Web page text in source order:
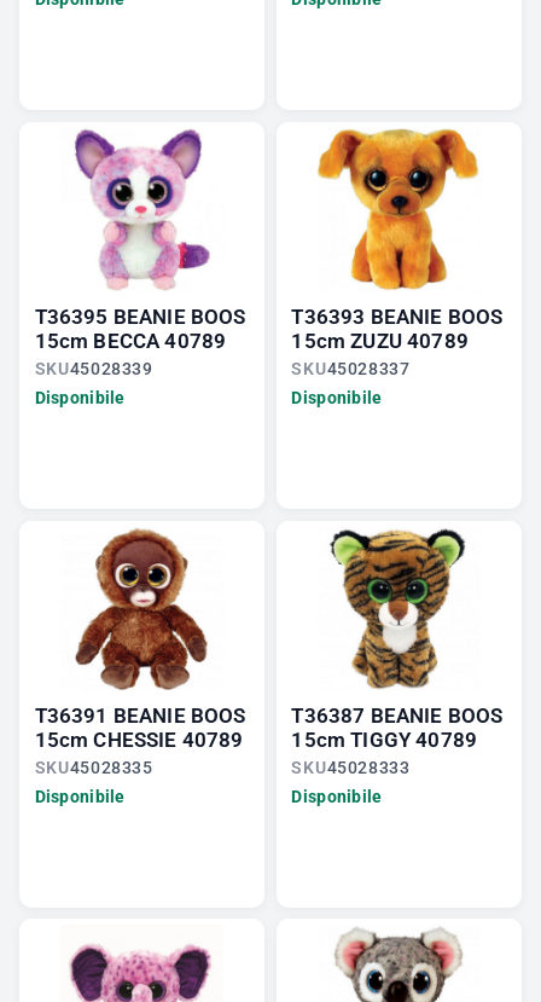
T36395 BEANIE BOOS
15cm BECCA 40789
SKU45028339
Disponibile
T36393 BEANIE BOOS
15cm ZUZU 40789
SKU45028337
Disponibile
T36391 BEANIE BOOS
15cm CHESSIE 40789
SKU45028335
Disponibile
T36387 BEANIE BOOS
15cm TIGGY 40789
SKU45028333
Disponibile